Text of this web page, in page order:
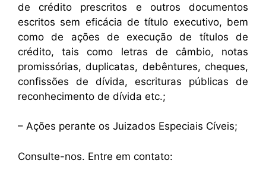
de crédito prescritos e outros documentos
escritos sem eficácia de título executivo, bem
como de ações de execução de títulos de
crédito, tais como letras de câmbio, notas
promissórias, duplicatas, debêntures, cheques,
confissões de dívida, escrituras públicas de
reconhecimento de dívida etc.;
– Ações perante os Juizados Especiais Cíveis;
Consulte-nos. Entre em contato: